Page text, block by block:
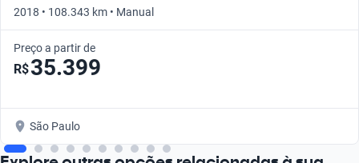
2018 • 108.343 km • Manual
Preço a partir de
R$35.399
São Paulo